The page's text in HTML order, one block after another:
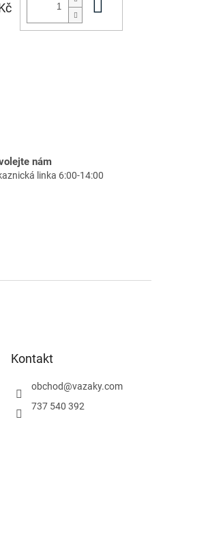
nám
linka 6:00-14:00
Kontakt
obchod@vazaky.com
737 540 392